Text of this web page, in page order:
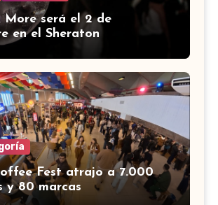
More será el 2 de
en el Sheraton
Fest atrajo a 7.000
y 80 marcas